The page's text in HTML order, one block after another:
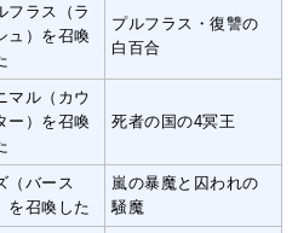
フラス（ラ
ュ）を召喚
プルフラス・復讐の
白百合
マル（カウ
ー）を召喚
死者の国の4冥王
（バース
を召喚した
嵐の暴魔と囚われの
騒魔